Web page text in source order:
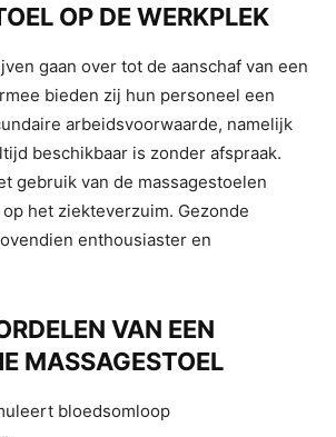
OP DE WERKPLEK
gaan over tot de aanschaf van een
bieden zij hun personeel een
arbeidsvoorwaarde, namelijk
beschikbaar is zonder afspraak.
gebruik van de massagestoelen
het ziekteverzuim. Gezonde
enthousiaster en
VAN EEN
MASSAGESTOEL
bloedsomloop